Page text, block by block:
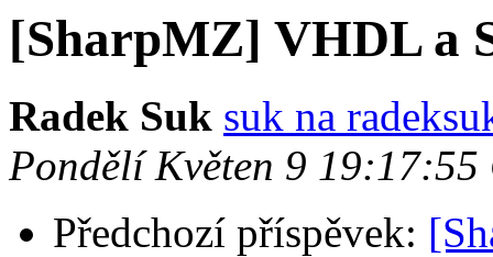
[SharpMZ] VHDL a
Radek Suk suk na
Pondělí Květen 9 19:17:55
Předchozí příspěvek: